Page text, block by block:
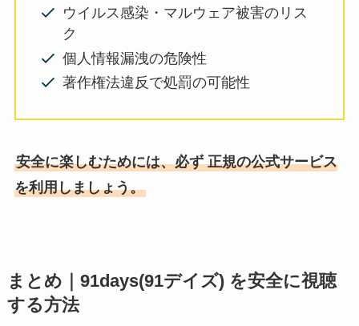
ウイルス感染・マルウェア被害のリス
ク
個人情報漏洩の危険性
著作権法違反で処罰の可能性
安全に楽しむためには、必ず 正規の公式サービス
を利用しましょう。
まとめ｜91days(91デイズ) を安全に視聴
する方法